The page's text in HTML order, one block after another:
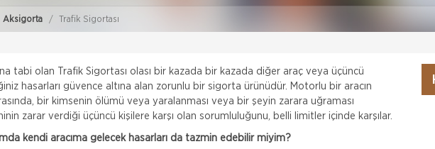
Aksigorta Trafik Sigortası
tabi olan Trafik Sigortası olası bir kazada bir kazada diğer araç veya üçüncü
hasarları güvence altına alan zorunlu bir sigorta ürünüdür. Motorlu bir aracın
bir kimsenin ölümü veya yaralanması veya bir şeyin zarara uğraması
zarar verdiği üçüncü kişilere karşı olan sorumluluğunu, belli limitler içinde karşılar.
kendi aracıma gelecek hasarları da tazmin edebilir miyim?